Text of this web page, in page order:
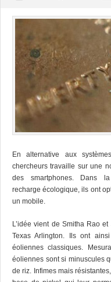
En alternative aux
chercheurs travaille sur une
des smartphones. Dans
recharge écologique, ils ont
un mobile.
L’idée vient de Smitha Rao
Texas Arlington. Ils ont
éoliennes classiques.
éoliennes sont si minuscules
de riz. Infimes mais